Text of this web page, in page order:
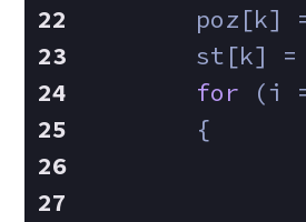
poz[k]
	st[k] =
for (i
	{